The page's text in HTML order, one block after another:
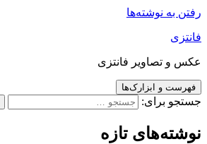
رفتن به نوشته‌ها
فانتزی
عکس و تصاویر فانتزی
فهرست و ابزارک‌ها
جستجو برای:
نوشته‌های تازه